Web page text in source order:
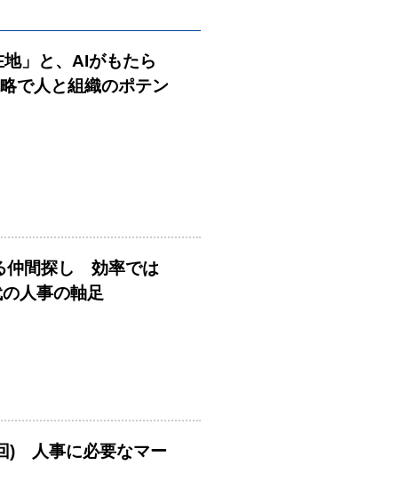
」と、AIがもたら
で人と組織のポテン
仲間探し 効率では
人事の軸足
) 人事に必要なマー